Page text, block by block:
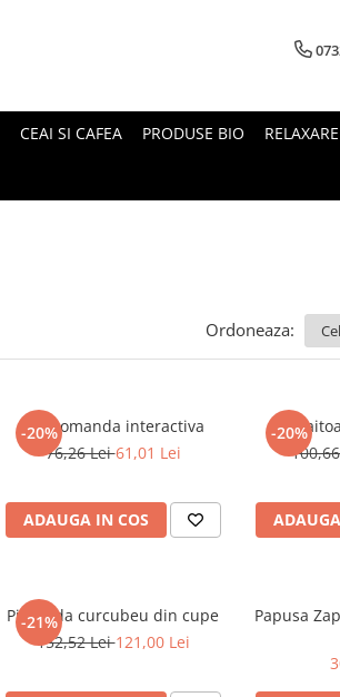
CEAI SI CAFEA PRODUSE BIO RELAXARE
Ordoneaza:
-20%
Telecomanda interactiva
76,26 Lei61,01 Lei
ADAUGA IN COS
-20%
-21%
Piramida curcubeu din cupe
152,52 Lei121,00 Lei
Papusa